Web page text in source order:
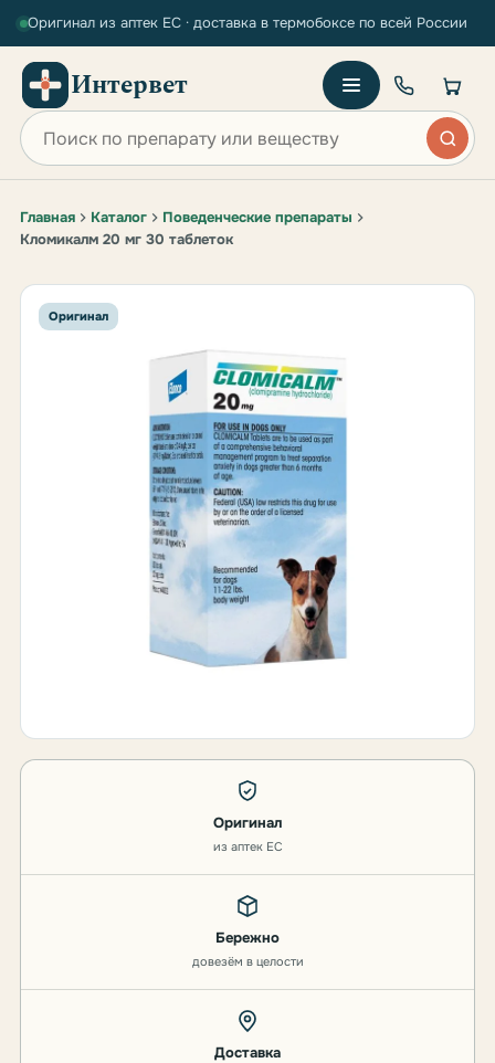
Оригинал из аптек ЕС · доставка в термобоксе по всей России
Интервет
Поиск по сайту
Главная Каталог
Поведенческие препараты
Кломикалм 20 мг 30 таблеток
Оригинал
Оригинал
из аптек ЕС
Бережно
довезём в целости
Доставка